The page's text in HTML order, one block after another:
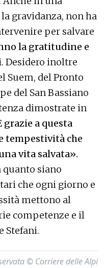
gravidanza, non ha
per salvare
la gratitudine e
. Desidero inoltre
Suem, del Pronto
del San Bassiano
dimostrate in
grazie a questa
tempestività che
vita salvata».
quanto siano
che ogni giorno e
mettono al
competenze e il
Stefani.
© Corriere delle Alpi